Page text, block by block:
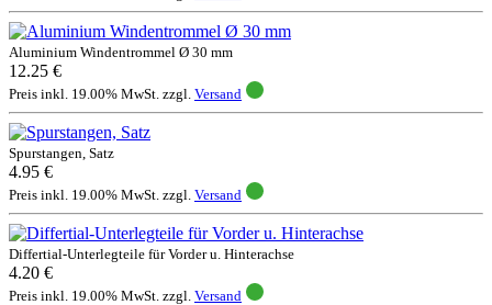
Aluminium Windentrommel Ø 30 mm
12.25 €
Preis inkl. 19.00% MwSt. zzgl. Versand
Spurstangen, Satz
4.95 €
Preis inkl. 19.00% MwSt. zzgl. Versand
Differtial-Unterlegteile für Vorder u. Hinterachse
4.20 €
Preis inkl. 19.00% MwSt. zzgl. Versand